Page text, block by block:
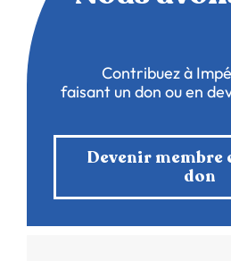
Contribuez à
faisant un don ou en
Devenir membre
don